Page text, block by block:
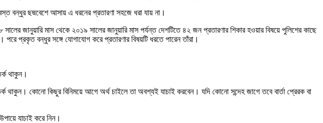
বন্ধুর ছদ্মবেশে আসায় এ ধরনের প্রতারণা সহজে ধরা যায় না।
জানুয়ারি মাস থেকে ২০১৯ সালের জানুয়ারি মাস পর্যন্ত দেশটিতে ৪২ জন প্রতারণার শিকার হওয়ার বিষয়ে পুলিশের কাছে
প্রকৃত বন্ধুর সঙ্গে যোগাযোগ করে প্রতারণার বিষয়টি ধরতে পারেন তাঁরা।
থাকুন।
কোনো কিছুর বিনিময়ে আগে অর্থ চাইলে তা অবশ্যই যাচাই করবেন। যদি কোনো সন্দেহ জাগে তবে বার্তা প্রেরক বা
যাচাই করে নিন।